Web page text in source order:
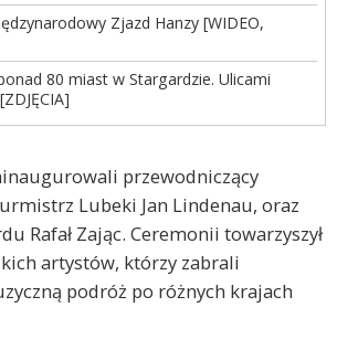
Zjazd Hanzy [WIDEO,
80 miast w Stargardzie. Ulicami
przewodniczący
Lubeki Jan Lindenau, oraz
Rafał Zając. Ceremonii towarzyszył
artystów, którzy zabrali
podróż po różnych krajach